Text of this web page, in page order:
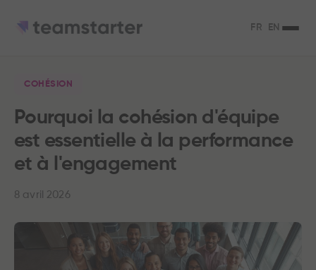
FR EN
COHÉSION
Pourquoi la cohésion d'équipe
est essentielle à la performance
et à l'engagement
8 avril 2026